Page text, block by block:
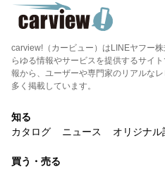
carview!（カービュー）はLINEヤフー
らゆる情報やサービスを提供するサイ
報から、ユーザーや専門家のリアルな
多く掲載しています。
知る
カタログ
ニュース オリジナル
買う・売る